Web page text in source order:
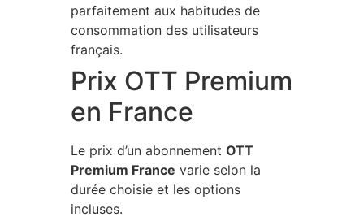
parfaitement aux habitudes de
consommation des utilisateurs
français.
Prix OTT Premium
en France
Le prix d’un abonnement OTT
Premium France varie selon la
durée choisie et les options
incluses.